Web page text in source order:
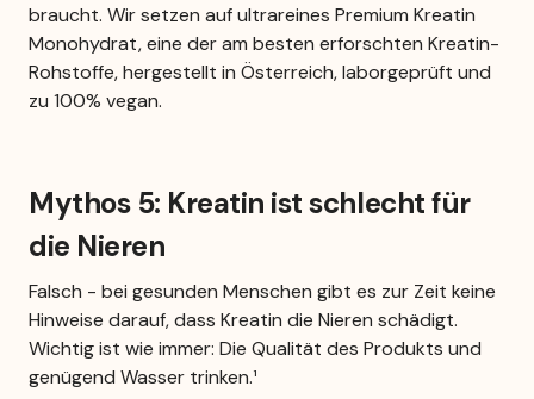
braucht. Wir setzen auf ultrareines Premium Kreatin
Monohydrat, eine der am besten erforschten Kreatin-
Rohstoffe, hergestellt in Österreich, laborgeprüft und
zu 100% vegan.
Mythos 5: Kreatin ist schlecht für
die Nieren
Falsch - bei gesunden Menschen gibt es zur Zeit keine
Hinweise darauf, dass Kreatin die Nieren schädigt.
Wichtig ist wie immer: Die Qualität des Produkts und
genügend Wasser trinken.¹